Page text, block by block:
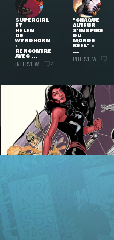
SUPERGIRL
ET
HELEN
DE
WYNDHORN
:
RENCONTRE
AVEC ...
INTERVIEW 4
"CHAQUE
AUTEUR
S'INSPIRE
DU
MONDE
RÉEL" :
...
INTERVIEW 1